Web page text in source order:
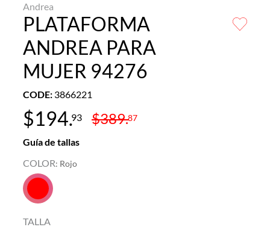
Andrea
PLATAFORMA
ANDREA PARA
MUJER 94276
CODE: 3866221
$194.93 $389.87
Guía de tallas
COLOR: Rojo
TALLA